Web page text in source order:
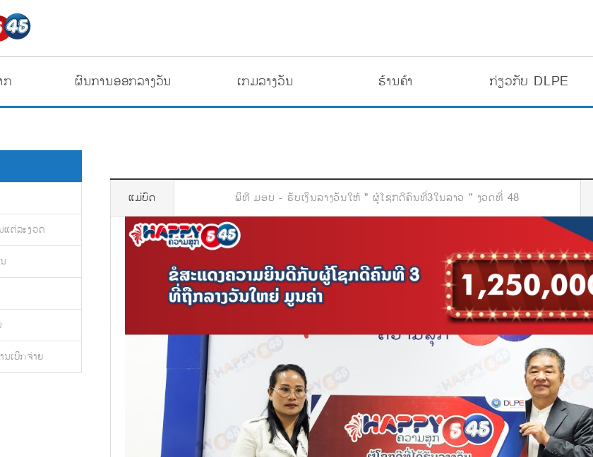
ກ ຜົນການອອກລາງວັນ ເກມລາງວັນ ຮ້ານຄ້າ ກ່ຽວກັບ DLPE
ແຕ່ລະງວດ
ເບີກຈ່າຍ
ແມ່ບົດ ພິທີ ມອບ - ຮັບເງິນລາງວັນໃຫ້ " ຜູ້ໂຊກດີຄົນທີ່3ໃນລາວ " ງວດທີ່ 48